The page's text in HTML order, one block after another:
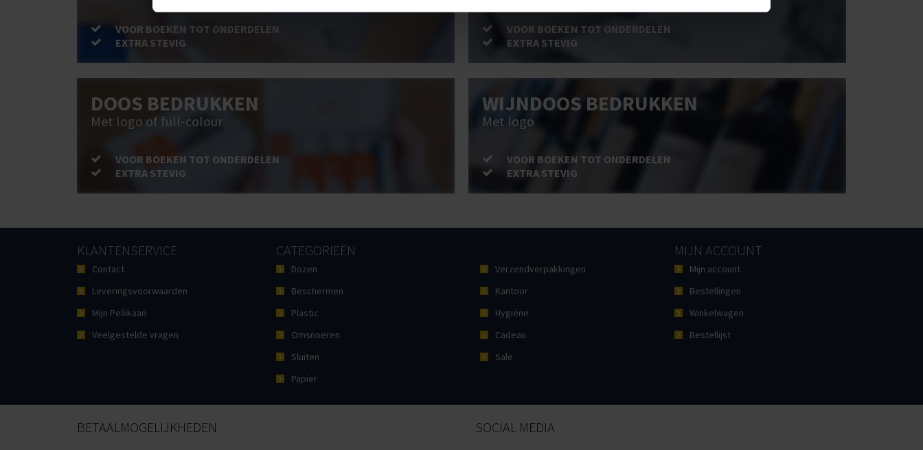
VOOR BOEKEN TOT ONDERDELEN
EXTRA STEVIG
VOOR BOEKEN TOT ONDERDELEN
EXTRA STEVIG
DOOS BEDRUKKEN
Met logo of full-colour
VOOR BOEKEN TOT ONDERDELEN
EXTRA STEVIG
WIJNDOOS BEDRUKKEN
Met logo
VOOR BOEKEN TOT ONDERDELEN
EXTRA STEVIG
KLANTENSERVICE
Contact
Leveringsvoorwaarden
Mijn Pellikaan
Veelgestelde vragen
CATEGORIEËN
Dozen
Beschermen
Plastic
Omsnoeren
Sluiten
Papier
Verzendverpakkingen
Kantoor
Hygiëne
Cadeau
Sale
MIJN ACCOUNT
Mijn account
Bestellingen
Winkelwagen
Bestellijst
BETAALMOGELIJKHEDEN SOCIAL MEDIA